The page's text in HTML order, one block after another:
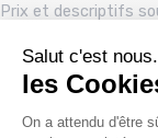
Prix et descriptifs
Montaz , La
comprises.